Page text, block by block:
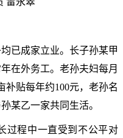
成家立业。长子孙某甲
在外务工。老孙夫妇每月
补贴每年约100元，老孙名
某乙一家共同生活。
程中一直受到不公平对